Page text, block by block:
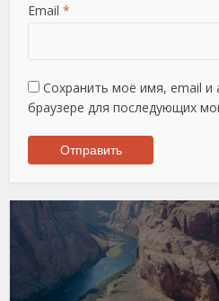
Email *
Сохранить моё имя, email и
браузере для последующих